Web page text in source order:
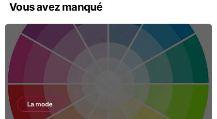
Vous avez manqué
La mode